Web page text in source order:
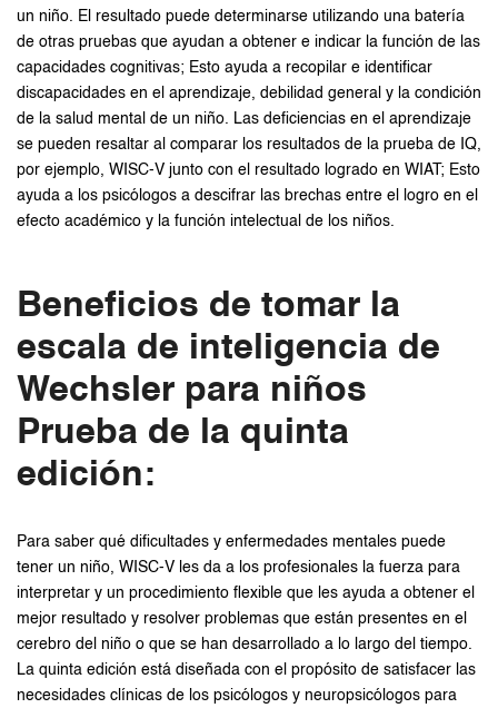
un niño. El resultado puede determinarse utilizando una batería
de otras pruebas que ayudan a obtener e indicar la función de las
capacidades cognitivas; Esto ayuda a recopilar e identificar
discapacidades en el aprendizaje, debilidad general y la condición
de la salud mental de un niño. Las deficiencias en el aprendizaje
se pueden resaltar al comparar los resultados de la prueba de IQ,
por ejemplo, WISC-V junto con el resultado logrado en WIAT; Esto
ayuda a los psicólogos a descifrar las brechas entre el logro en el
efecto académico y la función intelectual de los niños.
Beneficios de tomar la
escala de inteligencia de
Wechsler para niños
Prueba de la quinta
edición:
Para saber qué dificultades y enfermedades mentales puede
tener un niño, WISC-V les da a los profesionales la fuerza para
interpretar y un procedimiento flexible que les ayuda a obtener el
mejor resultado y resolver problemas que están presentes en el
cerebro del niño o que se han desarrollado a lo largo del tiempo.
La quinta edición está diseñada con el propósito de satisfacer las
necesidades clínicas de los psicólogos y neuropsicólogos para